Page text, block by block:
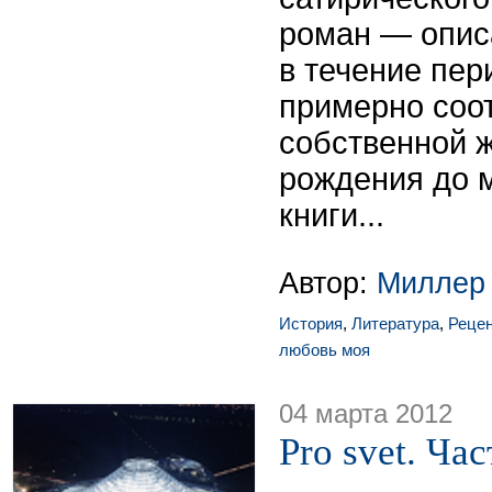
роман —
в течение
примерно
собственной
рождения до
книги...
Автор: Миллер
История, Литература,
любовь моя
04 марта 2012
Pro svet.